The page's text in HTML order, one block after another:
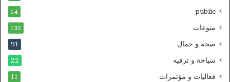
public
14
منوعات 135
صحة و جمال 91
سياحة و ترفيه 22
فعاليات و مؤتمرات 11